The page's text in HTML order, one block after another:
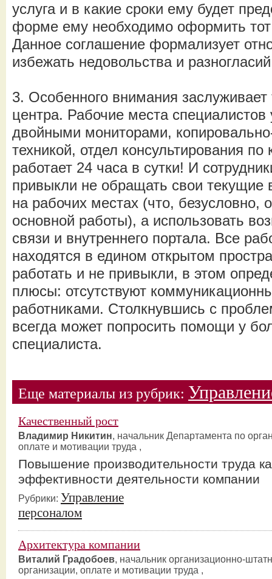
услуга и в какие сроки ему будет
форме ему необходимо оформить
Данное соглашение формализует
избежать недовольства и
3. Особенного внимания
центра. Рабочие места
двойными мониторами,
техникой, отдел консультирования
работает 24 часа в сутки! И
привыкли не обращать свои текущие
на рабочих местах (что, безусловно,
основной работы), а использовать
связи и внутреннего портала. Все
находятся в едином открытом
работать и не привыкли, в этом
плюсы: отсутствуют
работниками. Столкнувшись с
всегда может попросить помощи у
специалиста.
Еще материалы из рубрик:
Качественный рост
Владимир Никитин, начальник Департамента по
оплате и мотивации труда ,
Повышение производительности труда
эффективности деятельности компании
Рубрики: Управление
персоналом
Архитектура компании
Виталий Градобоев, начальник организационно-
организации, оплате и мотивации труда ,